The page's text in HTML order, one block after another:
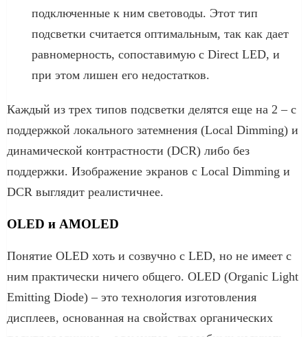
подключенные к ним световоды. Этот тип
подсветки считается оптимальным, так как дает
равномерность, сопоставимую с Direct LED, и
при этом лишен его недостатков.
Каждый из трех типов подсветки делятся еще на 2 – с
поддержкой локального затемнения (Local Dimming) и
динамической контрастности (DCR) либо без
поддержки. Изображение экранов с Local Dimming и
DCR выглядит реалистичнее.
OLED и AMOLED
Понятие OLED хоть и созвучно с LED, но не имеет с
ним практически ничего общего. OLED (Organic Light
Emitting Diode) – это технология изготовления
дисплеев, основанная на свойствах органических